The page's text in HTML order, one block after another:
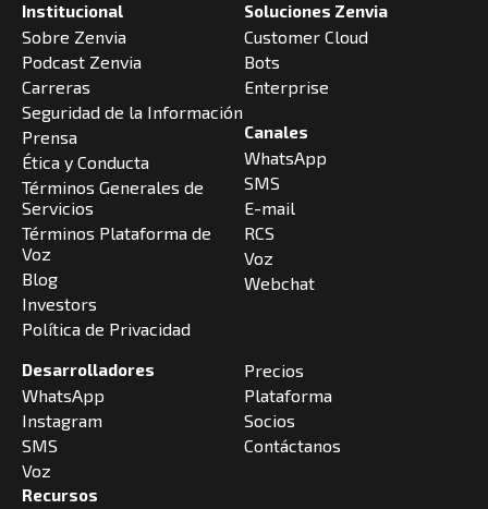
Institucional
Sobre Zenvia
Podcast Zenvia
Carreras
Seguridad de la Información
Prensa
Ética y Conducta
Términos Generales de
Servicios
Términos Plataforma de
Voz
Blog
Investors
Política de Privacidad
Soluciones Zenvia
Customer Cloud
Bots
Enterprise
Canales
WhatsApp
SMS
E-mail
RCS
Voz
Webchat
Desarrolladores
WhatsApp
Instagram
SMS
Voz
Recursos
Precios
Plataforma
Socios
Contáctanos